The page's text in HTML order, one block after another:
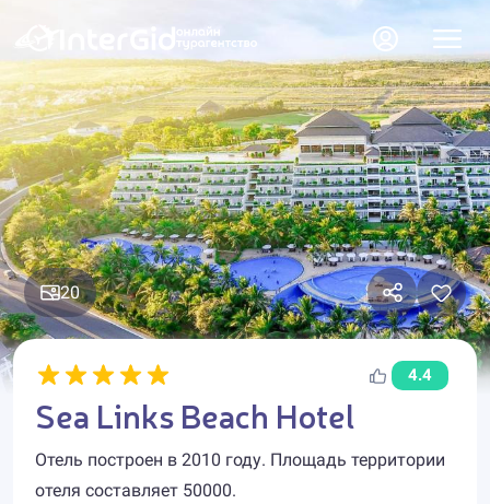
20
4.4
Sea Links Beach Hotel
Отель построен в 2010 году. Площадь территории
отеля составляет 50000.